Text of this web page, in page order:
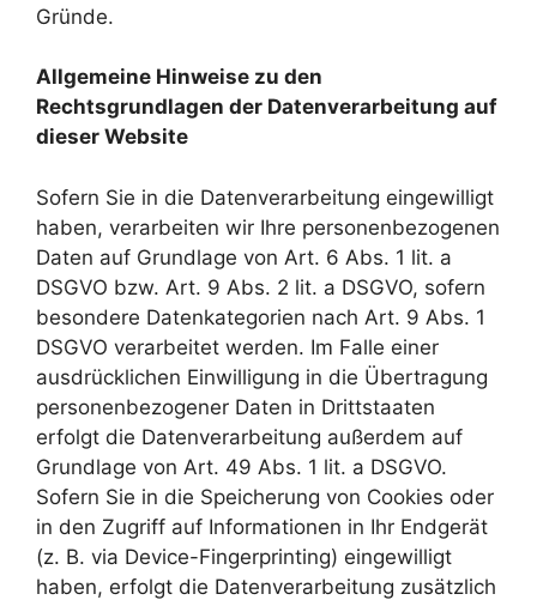
Gründe.
Allgemeine Hinweise zu den
Rechtsgrundlagen der Datenverarbeitung auf
dieser Website
Sofern Sie in die Datenverarbeitung eingewilligt
haben, verarbeiten wir Ihre personenbezogenen
Daten auf Grundlage von Art. 6 Abs. 1 lit. a
DSGVO bzw. Art. 9 Abs. 2 lit. a DSGVO, sofern
besondere Datenkategorien nach Art. 9 Abs. 1
DSGVO verarbeitet werden. Im Falle einer
ausdrücklichen Einwilligung in die Übertragung
personenbezogener Daten in Drittstaaten
erfolgt die Datenverarbeitung außerdem auf
Grundlage von Art. 49 Abs. 1 lit. a DSGVO.
Sofern Sie in die Speicherung von Cookies oder
in den Zugriff auf Informationen in Ihr Endgerät
(z. B. via Device-Fingerprinting) eingewilligt
haben, erfolgt die Datenverarbeitung zusätzlich